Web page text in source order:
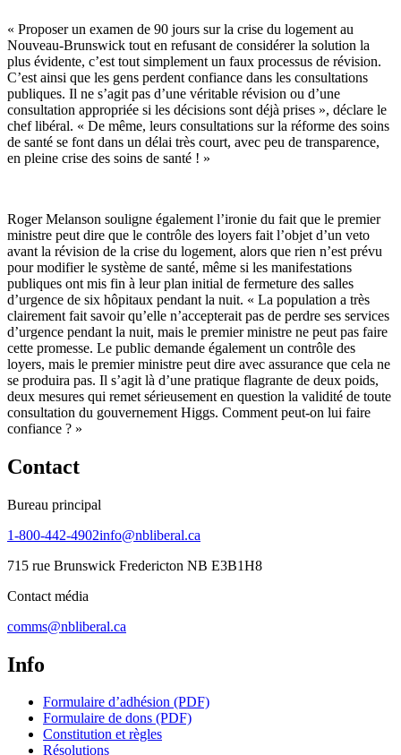
« Proposer un examen de 90 jours sur la crise du logement au
Nouveau-Brunswick tout en refusant de considérer la solution la
plus évidente, c’est tout simplement un faux processus de révision.
C’est ainsi que les gens perdent confiance dans les consultations
publiques. Il ne s’agit pas d’une véritable révision ou d’une
consultation appropriée si les décisions sont déjà prises », déclare le
chef libéral. « De même, leurs consultations sur la réforme des soins
de santé se font dans un délai très court, avec peu de transparence,
en pleine crise des soins de santé ! »
Roger Melanson souligne également l’ironie du fait que le premier
ministre peut dire que le contrôle des loyers fait l’objet d’un veto
avant la révision de la crise du logement, alors que rien n’est prévu
pour modifier le système de santé, même si les manifestations
publiques ont mis fin à leur plan initial de fermeture des salles
d’urgence de six hôpitaux pendant la nuit. « La population a très
clairement fait savoir qu’elle n’accepterait pas de perdre ses services
d’urgence pendant la nuit, mais le premier ministre ne peut pas faire
cette promesse. Le public demande également un contrôle des
loyers, mais le premier ministre peut dire avec assurance que cela ne
se produira pas. Il s’agit là d’une pratique flagrante de deux poids,
deux mesures qui remet sérieusement en question la validité de toute
consultation du gouvernement Higgs. Comment peut-on lui faire
confiance ? »
Contact
Bureau principal
1-800-442-4902info@nbliberal.ca
715 rue Brunswick Fredericton NB E3B1H8
Contact média
comms@nbliberal.ca
Info
Formulaire d’adhésion (PDF)
Formulaire de dons (PDF)
Constitution et règles
Résolutions